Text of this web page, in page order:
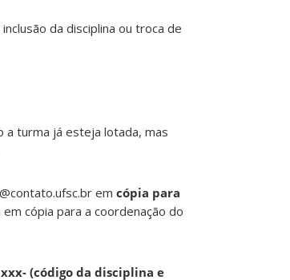
da disciplina ou troca de
a turma já esteja lotada, mas
em cópia para
cópia para a coordenação do
(código da disciplina e